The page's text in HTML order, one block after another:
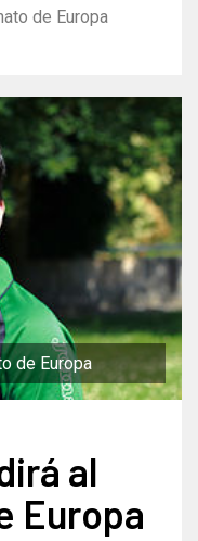
de Europa
de Europa
al
Europa